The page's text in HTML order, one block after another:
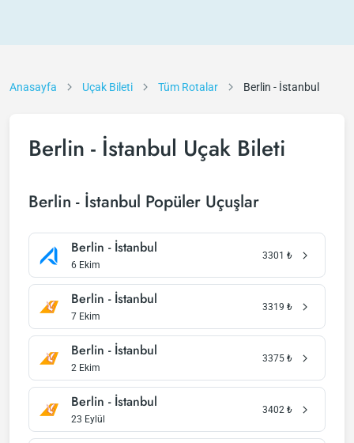
Anasayfa Uçak Bileti Tüm Rotalar Berlin - İstanbul
Berlin - İstanbul Uçak Bileti
Berlin - İstanbul Popüler Uçuşlar
Berlin - İstanbul
6 Ekim
3301 ₺
Berlin - İstanbul
7 Ekim
3319 ₺
Berlin - İstanbul
2 Ekim
3375 ₺
Berlin - İstanbul
23 Eylül
3402 ₺